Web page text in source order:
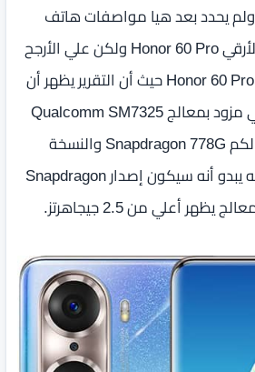
HONOR TNA-AN00 ولم يحدد بعد هيا مواصفات هاتف
Honor 60 أو النسخة الأرقي Honor 60 Pro ولكن علي الأرجح
هي مواصفات هاتف Honor 60 Pro حيث أن التقرير يظهر أن
عتاد الهاتف سوف يأتي مزود بمعالج Qualcomm SM7325
وهو إصدار معالج كوالكم Snapdragon 778G والنسخة
المحسنه 778G+ ولكنه يبدو أنه سيكون إصدار Snapdragon